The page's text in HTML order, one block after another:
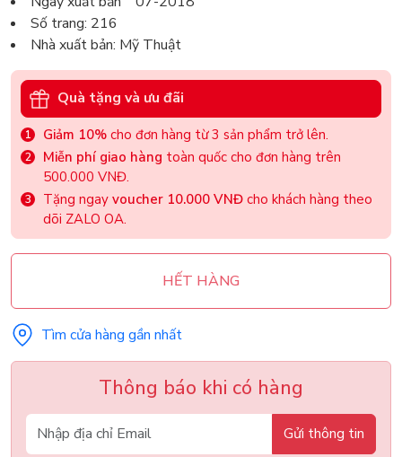
Số trang: 216
Nhà xuất bản: Mỹ Thuật
Quà tặng và ưu đãi
Giảm 10% cho đơn hàng từ 3 sản phẩm trở lên.
Miễn phí giao hàng toàn quốc cho đơn hàng trên
500.000 VNĐ.
Tặng ngay voucher 10.000 VNĐ cho khách hàng theo
dõi ZALO OA.
HẾT HÀNG
Tìm cửa hàng gần nhất
Thông báo khi có hàng
Gửi thông tin